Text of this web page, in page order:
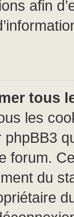
afin
tous
les
forum.
du